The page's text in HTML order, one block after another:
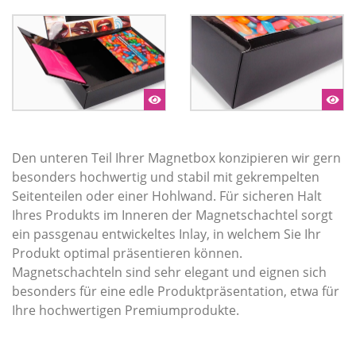
Den unteren Teil Ihrer Magnetbox konzipieren wir gern
besonders hochwertig und stabil mit gekrempelten
Seitenteilen oder einer Hohlwand. Für sicheren Halt
Ihres Produkts im Inneren der Magnetschachtel sorgt
ein passgenau entwickeltes Inlay, in welchem Sie Ihr
Produkt optimal präsentieren können.
Magnetschachteln sind sehr elegant und eignen sich
besonders für eine edle Produktpräsentation, etwa für
Ihre hochwertigen Premiumprodukte.